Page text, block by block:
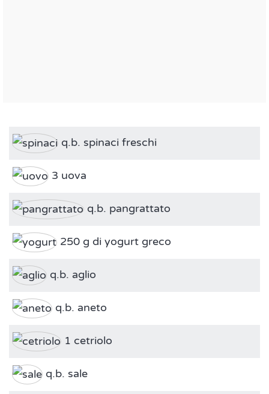
q.b. spinaci freschi
3 uova
q.b. pangrattato
250 g di yogurt greco
q.b. aglio
q.b. aneto
1 cetriolo
q.b. sale